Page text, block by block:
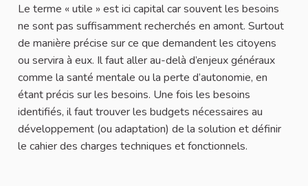
Le terme « utile » est ici capital car souvent les besoins
ne sont pas suffisamment recherchés en amont. Surtout
de manière précise sur ce que demandent les citoyens
ou servira à eux. Il faut aller au-delà d’enjeux généraux
comme la santé mentale ou la perte d’autonomie, en
étant précis sur les besoins. Une fois les besoins
identifiés, il faut trouver les budgets nécessaires au
développement (ou adaptation) de la solution et définir
le cahier des charges techniques et fonctionnels.